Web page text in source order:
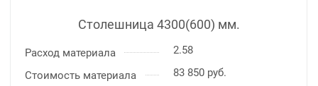
Столешница 4300(600) мм.
Расход материала
2.58
Стоимость материала
83 850 руб.